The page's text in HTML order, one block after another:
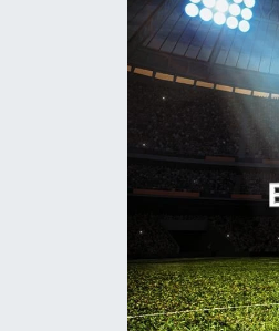
TV VE SİNEMA
BASKETBOL